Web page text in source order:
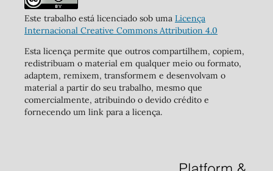
Este trabalho está licenciado sob uma Licença
Internacional Creative Commons Attribution 4.0
Esta licença permite que outros compartilhem, copiem,
redistribuam o material em qualquer meio ou formato,
adaptem, remixem, transformem e desenvolvam o
material a partir do seu trabalho, mesmo que
comercialmente, atribuindo o devido crédito e
fornecendo um link para a licença.